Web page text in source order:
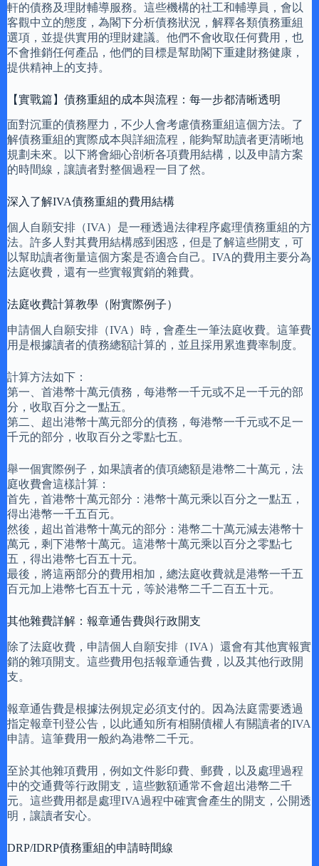
軒的債務及理財輔導服務。這些機構的社工和輔導員，會以
客觀中立的態度，為閣下分析債務狀況，解釋各類債務重組
選項，並提供實用的理財建議。他們不會收取任何費用，也
不會推銷任何產品，他們的目標是幫助閣下重建財務健康，
提供精神上的支持。
【實戰篇】債務重組的成本與流程：每一步都清晰透明
面對沉重的債務壓力，不少人會考慮債務重組這個方法。了
解債務重組的實際成本與詳細流程，能夠幫助讀者更清晰地
規劃未來。以下將會細心剖析各項費用結構，以及申請方案
的時間線，讓讀者對整個過程一目了然。
深入了解IVA債務重組的費用結構
個人自願安排（IVA）是一種透過法律程序處理債務重組的方
法。許多人對其費用結構感到困惑，但是了解這些開支，可
以幫助讀者衡量這個方案是否適合自己。IVA的費用主要分為
法庭收費，還有一些實報實銷的雜費。
法庭收費計算教學（附實際例子）
申請個人自願安排（IVA）時，會產生一筆法庭收費。這筆費
用是根據讀者的債務總額計算的，並且採用累進費率制度。
計算方法如下：
第一、首港幣十萬元債務，每港幣一千元或不足一千元的部
分，收取百分之一點五。
第二、超出港幣十萬元部分的債務，每港幣一千元或不足一
千元的部分，收取百分之零點七五。
舉一個實際例子，如果讀者的債項總額是港幣二十萬元，法
庭收費會這樣計算：
首先，首港幣十萬元部分：港幣十萬元乘以百分之一點五，
得出港幣一千五百元。
然後，超出首港幣十萬元的部分：港幣二十萬元減去港幣十
萬元，剩下港幣十萬元。這港幣十萬元乘以百分之零點七
五，得出港幣七百五十元。
最後，將這兩部分的費用相加，總法庭收費就是港幣一千五
百元加上港幣七百五十元，等於港幣二千二百五十元。
其他雜費詳解：報章通告費與行政開支
除了法庭收費，申請個人自願安排（IVA）還會有其他實報實
銷的雜項開支。這些費用包括報章通告費，以及其他行政開
支。
報章通告費是根據法例規定必須支付的。因為法庭需要透過
指定報章刊登公告，以此通知所有相關債權人有關讀者的IVA
申請。這筆費用一般約為港幣二千元。
至於其他雜項費用，例如文件影印費、郵費，以及處理過程
中的交通費等行政開支，這些數額通常不會超出港幣二千
元。這些費用都是處理IVA過程中確實會產生的開支，公開透
明，讓讀者安心。
DRP/IDRP債務重組的申請時間線